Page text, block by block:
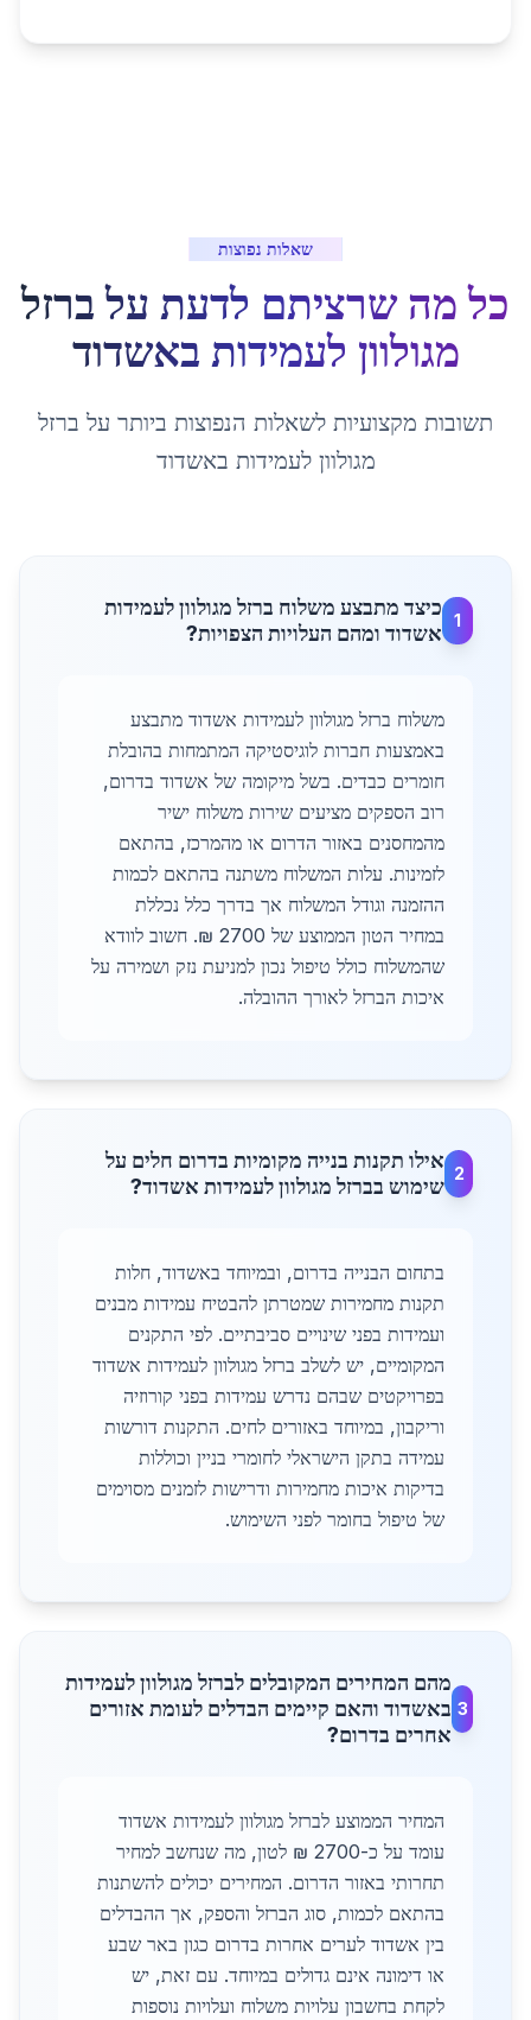
שאלות נפוצות
כל מה שרציתם לדעת על ברזל
מגולוון לעמידות באשדוד
תשובות מקצועיות לשאלות הנפוצות ביותר על ברזל
מגולוון לעמידות באשדוד
1
כיצד מתבצע משלוח ברזל מגולוון לעמידות
אשדוד ומהם העלויות הצפויות?
משלוח ברזל מגולוון לעמידות אשדוד מתבצע
באמצעות חברות לוגיסטיקה המתמחות בהובלת
חומרים כבדים. בשל מיקומה של אשדוד בדרום,
רוב הספקים מציעים שירות משלוח ישיר
מהמחסנים באזור הדרום או מהמרכז, בהתאם
לזמינות. עלות המשלוח משתנה בהתאם לכמות
ההזמנה וגודל המשלוח אך בדרך כלל נכללת
במחיר הטון הממוצע של 2700 ₪. חשוב לוודא
שהמשלוח כולל טיפול נכון למניעת נזק ושמירה על
איכות הברזל לאורך ההובלה.
2
אילו תקנות בנייה מקומיות בדרום חלים על
שימוש בברזל מגולוון לעמידות אשדוד?
בתחום הבנייה בדרום, ובמיוחד באשדוד, חלות
תקנות מחמירות שמטרתן להבטיח עמידות מבנים
ועמידות בפני שינויים סביבתיים. לפי התקנים
המקומיים, יש לשלב ברזל מגולוון לעמידות אשדוד
בפרויקטים שבהם נדרש עמידות בפני קורוזיה
וריקבון, במיוחד באזורים לחים. התקנות דורשות
עמידה בתקן הישראלי לחומרי בניין וכוללות
בדיקות איכות מחמירות ודרישות לזמנים מסוימים
של טיפול בחומר לפני השימוש.
3
מהם המחירים המקובלים לברזל מגולוון לעמידות
באשדוד והאם קיימים הבדלים לעומת אזורים
אחרים בדרום?
המחיר הממוצע לברזל מגולוון לעמידות אשדוד
עומד על כ-2700 ₪ לטון, מה שנחשב למחיר
תחרותי באזור הדרום. המחירים יכולים להשתנות
בהתאם לכמות, סוג הברזל והספק, אך ההבדלים
בין אשדוד לערים אחרות בדרום כגון באר שבע
או דימונה אינם גדולים במיוחד. עם זאת, יש
לקחת בחשבון עלויות משלוח ועלויות נוספות